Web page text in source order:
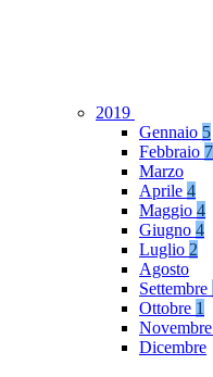
2019
Gennaio 5
Febbraio 7
Marzo
Aprile 4
Maggio 4
Giugno 4
Luglio 2
Agosto
Settembre
Ottobre 1
Novembre
Dicembre